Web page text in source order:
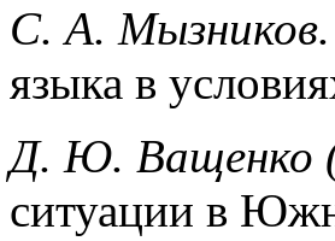
С. А. Мызников.
языка в
Д. Ю. Ващенко
ситуации в